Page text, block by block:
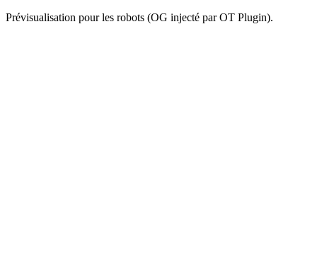
Prévisualisation pour les robots (OG injecté par OT Plugin).